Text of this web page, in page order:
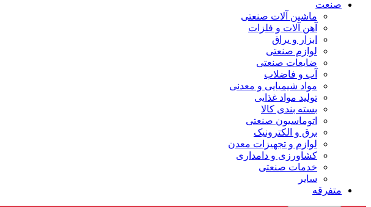
صنعت
ماشین آلات صنعتی
آهن آلات و فلزات
ابزار و یراق
لوازم صنعتی
ضایعات صنعتی
آب و فاضلاب
مواد شیمیایی و معدنی
تولید مواد غذایی
بسته بندی کالا
اتوماسیون صنعتی
برق و الکترونیک
لوازم و تجهیزات معدن
کشاورزی و دامداری
خدمات صنعتی
سایر
متفرقه